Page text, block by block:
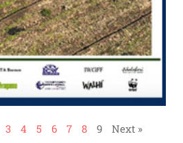
3 4 5 6 7 8 9 Next »